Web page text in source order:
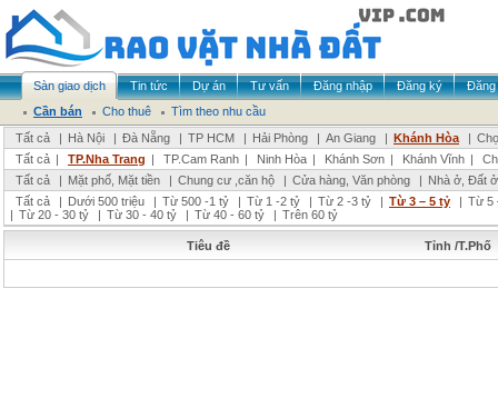
Sàn giao dịch Tin tức Dự án Tư vấn Đăng nhập Đăng ký
Đăng
Cần bán
Cho thuê
Tìm theo nhu cầu
Tất cả
| Hà Nội | Đà Nẵng | TP HCM | Hải Phòng | An Giang | Khánh Hòa |
Tất cả | TP.Nha Trang | TP.Cam Ranh | Ninh Hòa | Khánh Sơn | Khánh Vĩnh |
Tất cả
| Mặt phố, Mặt tiền | Chung cư ,căn hộ | Cửa hàng, Văn phòng | Nhà ở, Đất ở
Tất cả
| Dưới 500 triệu | Từ 500 -1 tỷ | Từ 1 -2 tỷ | Từ 2 -3 tỷ | Từ 3 – 5 tỷ | Từ 5
| Từ 20 - 30 tỷ | Từ 30 - 40 tỷ | Từ 40 - 60 tỷ | Trên 60 tỷ
Tiêu đề Tỉnh /T.Phố